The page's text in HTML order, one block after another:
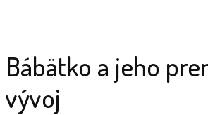
Bábätko a jeho
vývoj